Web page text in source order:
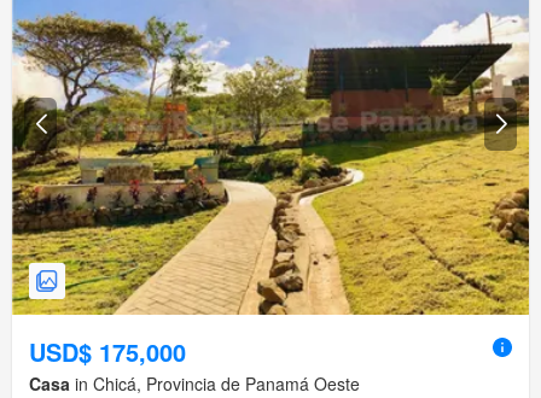
USD$ 175,000
Casa in Chicá, Provincia de Panamá Oeste